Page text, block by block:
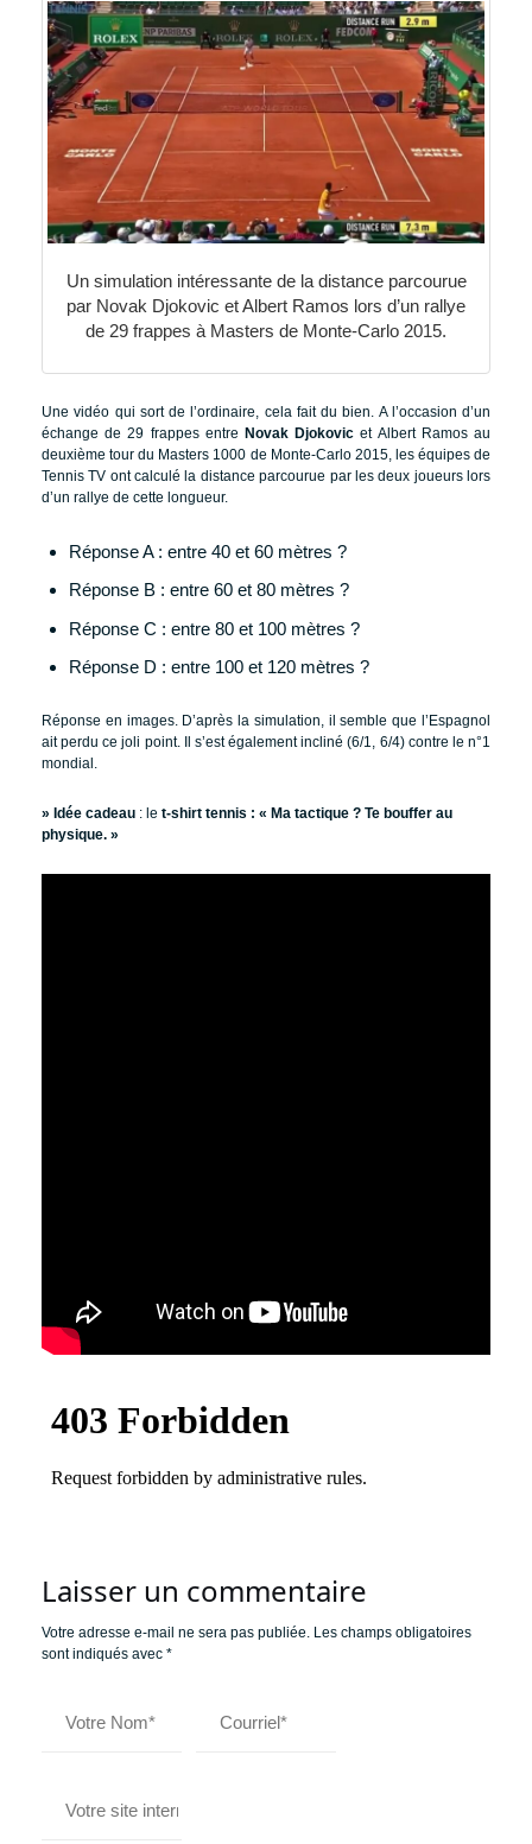
Un simulation intéressante de la distance parcourue
par Novak Djokovic et Albert Ramos lors d’un rallye
de 29 frappes à Masters de Monte-Carlo 2015.
Une vidéo qui sort de l’ordinaire, cela fait du bien. A l’occasion d’un
échange de 29 frappes entre Novak Djokovic et Albert Ramos au
deuxième tour du Masters 1000 de Monte-Carlo 2015, les équipes de
Tennis TV ont calculé la distance parcourue par les deux joueurs lors
d’un rallye de cette longueur.
Réponse A : entre 40 et 60 mètres ?
Réponse B : entre 60 et 80 mètres ?
Réponse C : entre 80 et 100 mètres ?
Réponse D : entre 100 et 120 mètres ?
Réponse en images. D’après la simulation, il semble que l’Espagnol
ait perdu ce joli point. Il s’est également incliné (6/1, 6/4) contre le n°1
mondial.
» Idée cadeau : le t-shirt tennis : « Ma tactique ? Te bouffer au
physique. »
Laisser un commentaire
Votre adresse e-mail ne sera pas publiée. Les champs obligatoires
sont indiqués avec *